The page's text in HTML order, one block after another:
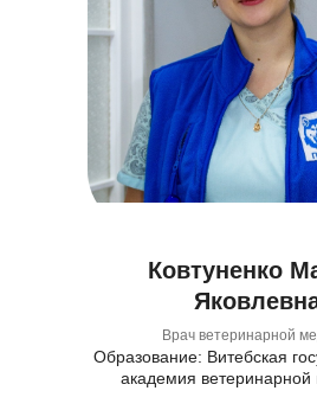
Образование: Витебская
академия
Врач ветеринарной
Ковтуненко